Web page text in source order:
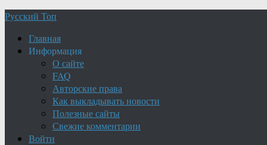
Русский Топ
Главная
Информация
О сайте
FAQ
Авторские права
Как выкладывать новости
Полезные сайты
Свежие комментарии
Войти